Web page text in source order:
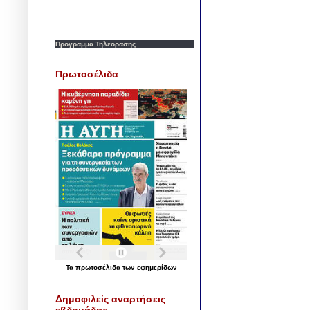
Προγραμμα Τηλεορασης
Πρωτοσέλιδα
Τα πρωτοσέλιδα των εφημερίδων
Δημοφιλείς αναρτήσεις